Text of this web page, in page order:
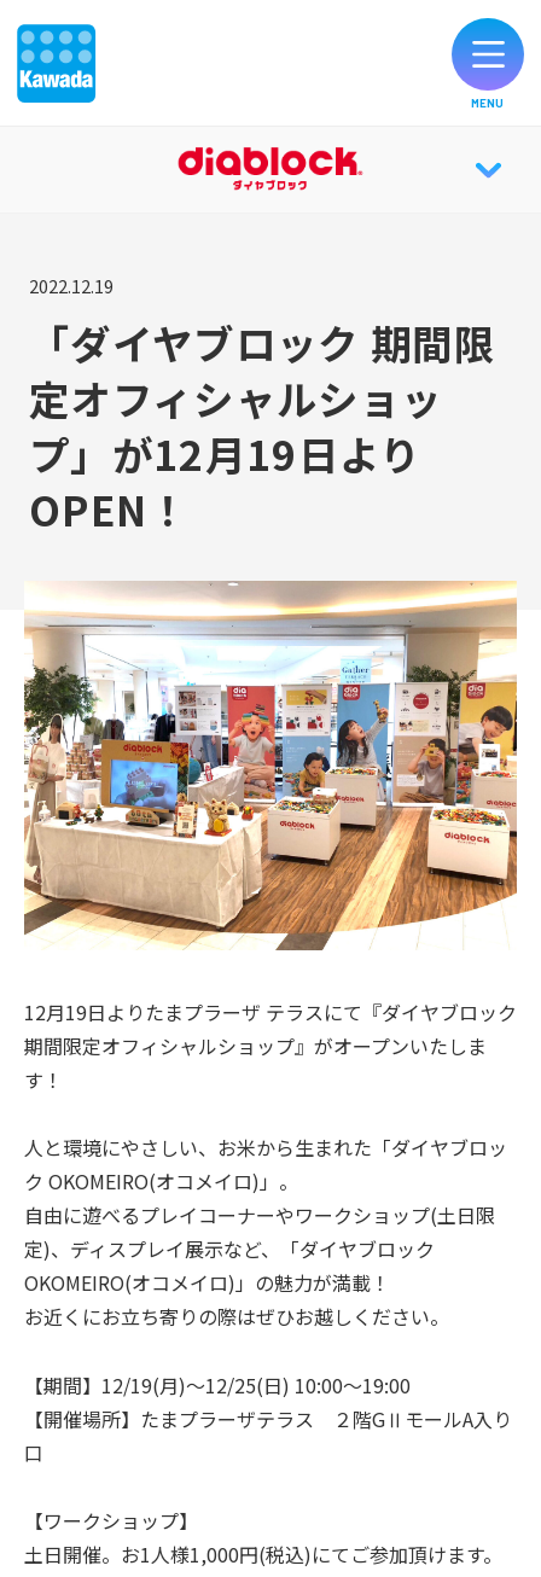
会社情報
オリジナルブランド一覧
製品のご購入
お客様サポート
公式SNS
MENU
HISTORY
知育効果
はじめてみよう
つくってみよう
CATALOG
2022.12.19
「ダイヤブロック 期間限
定オフィシャルショッ
プ」が12月19日より
OPEN！
12月19日よりたまプラーザ テラスにて『ダイヤブロック
期間限定オフィシャルショップ』がオープンいたしま
す！
人と環境にやさしい、お米から生まれた「ダイヤブロッ
ク OKOMEIRO(オコメイロ)」。
自由に遊べるプレイコーナーやワークショップ(土日限
定)、ディスプレイ展示など、「ダイヤブロック
OKOMEIRO(オコメイロ)」の魅力が満載！
お近くにお立ち寄りの際はぜひお越しください。
【期間】12/19(月)～12/25(日) 10:00～19:00
【開催場所】たまプラーザテラス ２階GⅡモールA入り
口
【ワークショップ】
土日開催。お1人様1,000円(税込)にてご参加頂けます。